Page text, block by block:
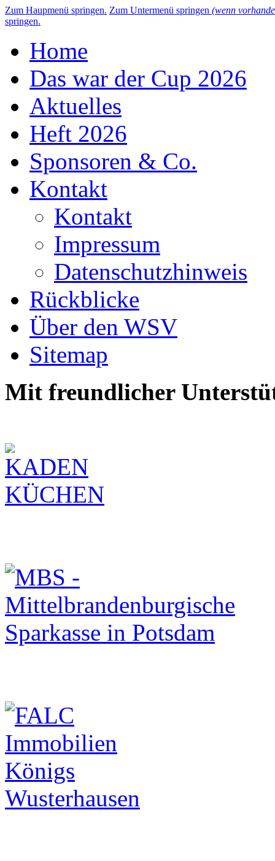
Zum Haupmenü springen. Zum Untermenü springen (wenn
springen.
Home
Das war der Cup 2026
Aktuelles
Heft 2026
Sponsoren & Co.
Kontakt
Kontakt
Impressum
Datenschutzhinweis
Rückblicke
Über den WSV
Sitemap
Mit freundlicher